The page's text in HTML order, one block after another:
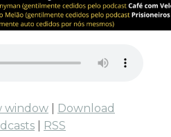
window
Download
RSS